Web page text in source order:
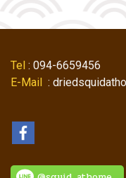
Tel : 094-6659456
E-Mail :